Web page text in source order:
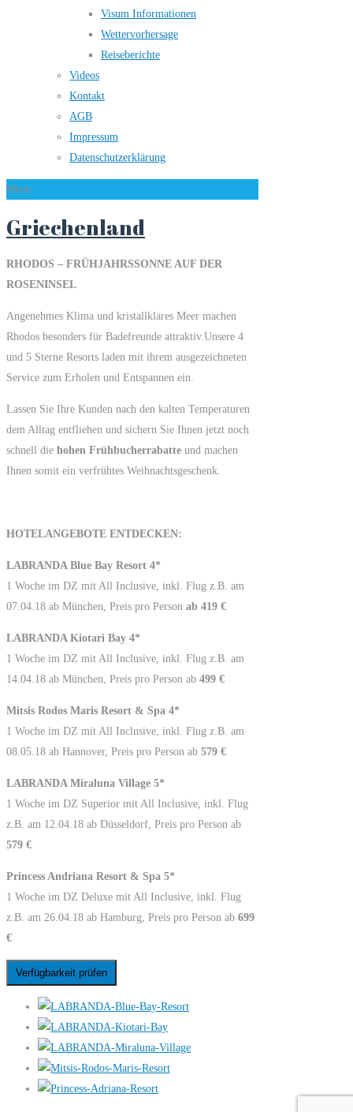
Visum Informationen
Wettervorhersage
Reiseberichte
Videos
Kontakt
AGB
Impressum
Datenschutzerklärung
Menu
Griechenland
RHODOS – FRÜHJAHRSSONNE AUF DER
ROSENINSEL
Angenehmes Klima und kristallklares Meer machen
Rhodos besonders für Badefreunde attraktiv.Unsere 4
und 5 Sterne Resorts laden mit ihrem ausgezeichneten
Service zum Erholen und Entspannen ein.
Lassen Sie Ihre Kunden nach den kalten Temperaturen
dem Alltag entfliehen und sichern Sie Ihnen jetzt noch
schnell die hohen Frühbucherrabatte und machen
Ihnen somit ein verfrühtes Weihnachtsgeschenk.
HOTELANGEBOTE ENTDECKEN:
LABRANDA Blue Bay Resort 4*
1 Woche im DZ mit All Inclusive, inkl. Flug z.B. am
07.04.18 ab München, Preis pro Person ab 419 €
LABRANDA Kiotari Bay 4*
1 Woche im DZ mit All Inclusive, inkl. Flug z.B. am
14.04.18 ab München, Preis pro Person ab 499 €
Mitsis Rodos Maris Resort & Spa 4*
1 Woche im DZ mit All Inclusive, inkl. Flug z.B. am
08.05.18 ab Hannover, Preis pro Person ab 579 €
LABRANDA Miraluna Village 5*
1 Woche im DZ Superior mit All Inclusive, inkl. Flug
z.B. am 12.04.18 ab Düsseldorf, Preis pro Person ab
579 €
Princess Andriana Resort & Spa 5*
1 Woche im DZ Deluxe mit All Inclusive, inkl. Flug
z.B. am 26.04.18 ab Hamburg, Preis pro Person ab 699
€
Verfügbarkeit prüfen